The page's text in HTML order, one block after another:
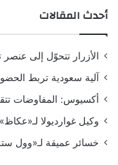
أحدث المقالات
الأزرار تتحوّل إلى عنصر
آلية سعودية تربط
أكسيوس: المفاوضات
وكيل غوارديولا
خسائر عميقة لـ«وول